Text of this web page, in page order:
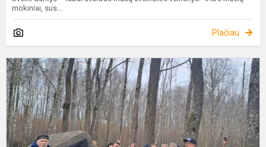
mokiniai, sus...
Plačiau